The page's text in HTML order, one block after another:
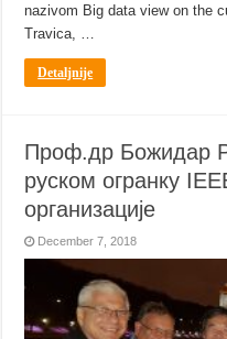
nazivom Big data view on the
Travica, …
Detaljnije
Проф.др Божидар
руском огранку
организације
December 7, 2018